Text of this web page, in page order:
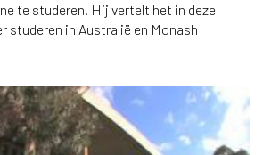
te studeren. Hij vertelt het in deze
studeren in Australië en Monash